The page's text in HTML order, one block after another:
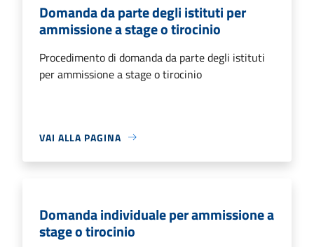
Domanda da parte degli istituti per
ammissione a stage o tirocinio
Procedimento di domanda da parte degli istituti
per ammissione a stage o tirocinio
VAI ALLA PAGINA
Domanda individuale per ammissione a
stage o tirocinio